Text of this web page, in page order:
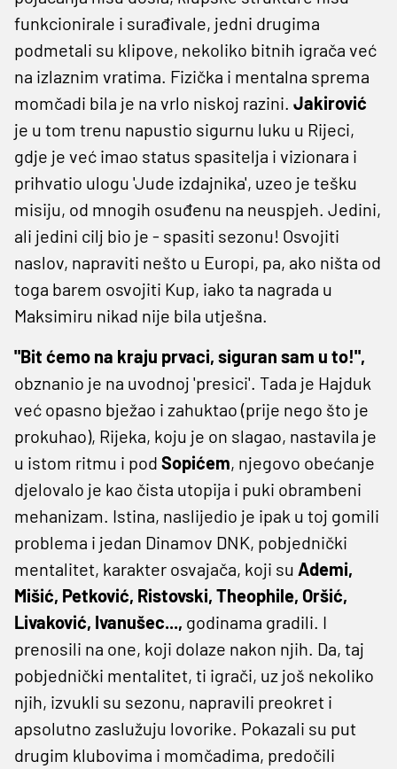
funkcionirale i surađivale, jedni drugima
podmetali su klipove, nekoliko bitnih igrača već
na izlaznim vratima. Fizička i mentalna sprema
momčadi bila je na vrlo niskoj razini. Jakirović
je u tom trenu napustio sigurnu luku u Rijeci,
gdje je već imao status spasitelja i vizionara i
prihvatio ulogu 'Jude izdajnika', uzeo je tešku
misiju, od mnogih osuđenu na neuspjeh. Jedini,
ali jedini cilj bio je - spasiti sezonu! Osvojiti
naslov, napraviti nešto u Europi, pa, ako ništa od
toga barem osvojiti Kup, iako ta nagrada u
Maksimiru nikad nije bila utješna.
"Bit ćemo na kraju prvaci, siguran sam u to!",
obznanio je na uvodnoj 'presici'. Tada je Hajduk
već opasno bježao i zahuktao (prije nego što je
prokuhao), Rijeka, koju je on slagao, nastavila je
u istom ritmu i pod Sopićem, njegovo obećanje
djelovalo je kao čista utopija i puki obrambeni
mehanizam. Istina, naslijedio je ipak u toj gomili
problema i jedan Dinamov DNK, pobjednički
mentalitet, karakter osvajača, koji su Ademi,
Mišić, Petković, Ristovski, Theophile, Oršić,
Livaković, Ivanušec..., godinama gradili. I
prenosili na one, koji dolaze nakon njih. Da, taj
pobjednički mentalitet, ti igrači, uz još nekoliko
njih, izvukli su sezonu, napravili preokret i
apsolutno zaslužuju lovorike. Pokazali su put
drugim klubovima i momčadima, predočili